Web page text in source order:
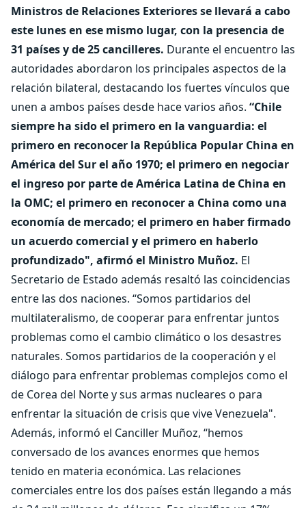
Ministros de Relaciones Exteriores se llevará a cabo
este lunes en ese mismo lugar, con la presencia de
31 países y de 25 cancilleres. Durante el encuentro las
autoridades abordaron los principales aspectos de la
relación bilateral, destacando los fuertes vínculos que
unen a ambos países desde hace varios años. “Chile
siempre ha sido el primero en la vanguardia: el
primero en reconocer la República Popular China en
América del Sur el año 1970; el primero en negociar
el ingreso por parte de América Latina de China en
la OMC; el primero en reconocer a China como una
economía de mercado; el primero en haber firmado
un acuerdo comercial y el primero en haberlo
profundizado", afirmó el Ministro Muñoz. El
Secretario de Estado además resaltó las coincidencias
entre las dos naciones. “Somos partidarios del
multilateralismo, de cooperar para enfrentar juntos
problemas como el cambio climático o los desastres
naturales. Somos partidarios de la cooperación y el
diálogo para enfrentar problemas complejos como el
de Corea del Norte y sus armas nucleares o para
enfrentar la situación de crisis que vive Venezuela".
Además, informó el Canciller Muñoz, “hemos
conversado de los avances enormes que hemos
tenido en materia económica. Las relaciones
comerciales entre los dos países están llegando a más